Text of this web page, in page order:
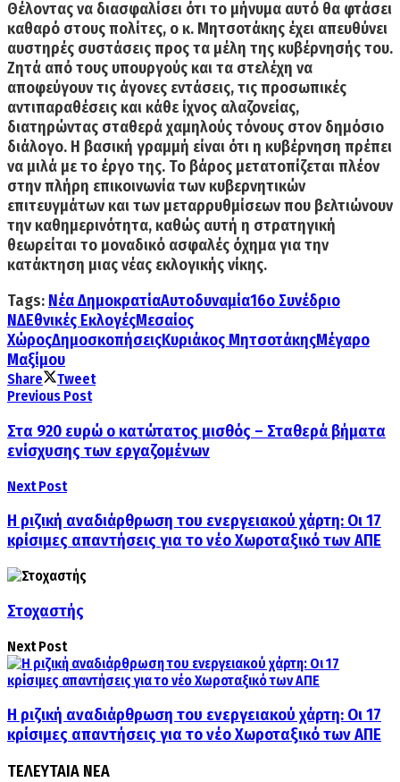
Θέλοντας να διασφαλίσει ότι το μήνυμα αυτό θα φτάσει
καθαρό στους πολίτες, ο κ. Μητσοτάκης έχει απευθύνει
αυστηρές συστάσεις προς τα μέλη της κυβέρνησής του.
Ζητά από τους υπουργούς και τα στελέχη να
αποφεύγουν τις άγονες εντάσεις, τις προσωπικές
αντιπαραθέσεις και κάθε ίχνος αλαζονείας,
διατηρώντας σταθερά χαμηλούς τόνους στον δημόσιο
διάλογο. Η βασική γραμμή είναι ότι η κυβέρνηση πρέπει
να μιλά με το έργο της. Το βάρος μετατοπίζεται πλέον
στην πλήρη επικοινωνία των κυβερνητικών
επιτευγμάτων και των μεταρρυθμίσεων που βελτιώνουν
την καθημερινότητα, καθώς αυτή η στρατηγική
θεωρείται το μοναδικό ασφαλές όχημα για την
κατάκτηση μιας νέας εκλογικής νίκης.
Tags: Νέα ΔημοκρατίαΑυτοδυναμία16ο Συνέδριο
ΝΔΕθνικές ΕκλογέςΜεσαίος
ΧώροςΔημοσκοπήσειςΚυριάκος ΜητσοτάκηςΜέγαρο
Μαξίμου
Share
Tweet
Previous Post
Στα 920 ευρώ ο κατώτατος μισθός – Σταθερά βήματα
ενίσχυσης των εργαζομένων
Next Post
Η ριζική αναδιάρθρωση του ενεργειακού χάρτη: Οι 17
κρίσιμες απαντήσεις για το νέο Χωροταξικό των ΑΠΕ
Στοχαστής
Next Post
Η ριζική αναδιάρθρωση του ενεργειακού χάρτη: Οι 17
κρίσιμες απαντήσεις για το νέο Χωροταξικό των ΑΠΕ
ΤΕΛΕΥΤΑΙΑ ΝΕΑ